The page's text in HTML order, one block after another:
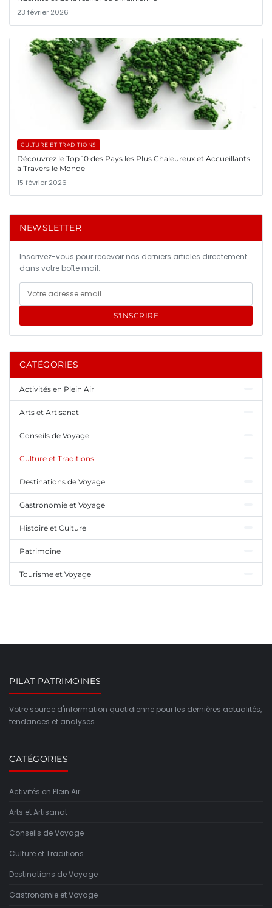
23 février 2026
CULTURE ET TRADITIONS
Découvrez le Top 10 des Pays les Plus Chaleureux et Accueillants
à Travers le Monde
15 février 2026
NEWSLETTER
Inscrivez-vous pour recevoir nos derniers articles directement
dans votre boîte mail.
S'INSCRIRE
CATÉGORIES
Activités en Plein Air
Arts et Artisanat
Conseils de Voyage
Culture et Traditions
Destinations de Voyage
Gastronomie et Voyage
Histoire et Culture
Patrimoine
Tourisme et Voyage
PILAT PATRIMOINES
Votre source d'information quotidienne pour les dernières actualités,
tendances et analyses.
CATÉGORIES
Activités en Plein Air
Arts et Artisanat
Conseils de Voyage
Culture et Traditions
Destinations de Voyage
Gastronomie et Voyage